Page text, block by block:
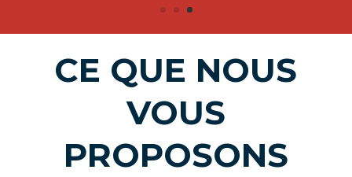
CE QUE NOUS
VOUS
PROPOSONS